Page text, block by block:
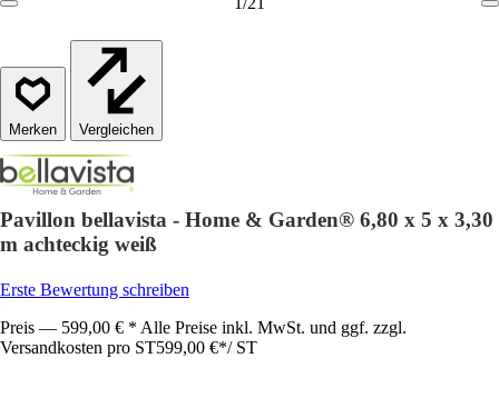
Vergleichen
Pavillon bellavista - Home & Garden® 6,80 x 5 x 3,30
m achteckig weiß
Erste Bewertung schreiben
Preis — 599,00 € * Alle Preise inkl. MwSt. und ggf. zzgl.
Versandkosten pro ST599,00 €*/ ST